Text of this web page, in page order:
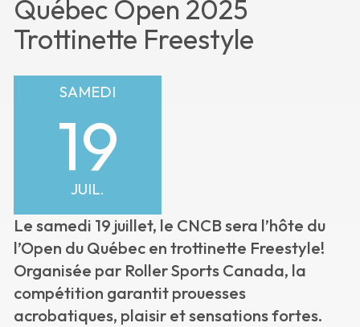
Québec Open 2025
Trottinette Freestyle
SAMEDI
19
JUIL.
Le samedi 19 juillet, le CNCB sera l’hôte du
l’Open du Québec en trottinette Freestyle!
Organisée par Roller Sports Canada, la
compétition garantit prouesses
acrobatiques, plaisir et sensations fortes.